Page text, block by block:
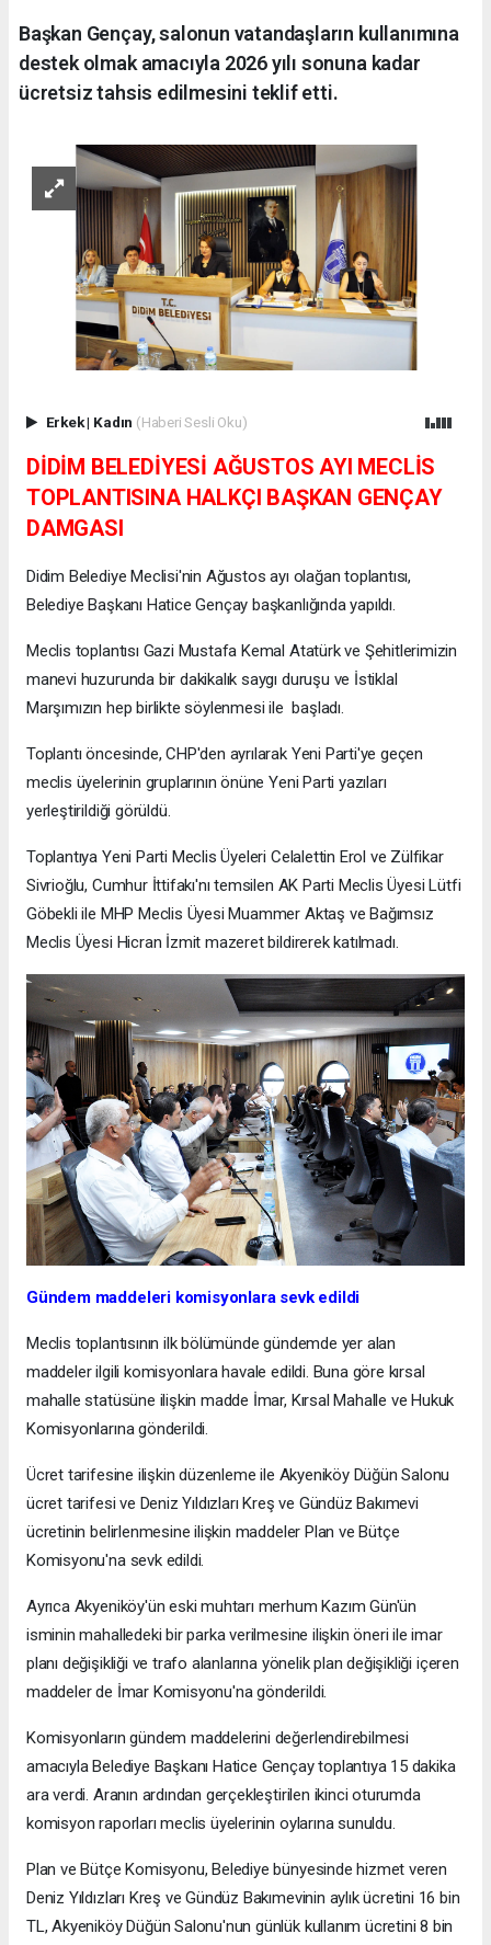
Başkan Gençay, salonun vatandaşların kullanımına
destek olmak amacıyla 2026 yılı sonuna kadar
ücretsiz tahsis edilmesini teklif etti.
Erkek| Kadın (Haberi Sesli Oku)
DİDİM BELEDİYESİ AĞUSTOS AYI MECLİS
TOPLANTISINA HALKÇI BAŞKAN GENÇAY
DAMGASI
Didim Belediye Meclisi'nin Ağustos ayı olağan toplantısı,
Belediye Başkanı Hatice Gençay başkanlığında yapıldı.
Meclis toplantısı Gazi Mustafa Kemal Atatürk ve Şehitlerimizin
manevi huzurunda bir dakikalık saygı duruşu ve İstiklal
Marşımızın hep birlikte söylenmesi ile başladı.
Toplantı öncesinde, CHP'den ayrılarak Yeni Parti'ye geçen
meclis üyelerinin gruplarının önüne Yeni Parti yazıları
yerleştirildiği görüldü.
Toplantıya Yeni Parti Meclis Üyeleri Celalettin Erol ve Zülfikar
Sivrioğlu, Cumhur İttifakı'nı temsilen AK Parti Meclis Üyesi Lütfi
Göbekli ile MHP Meclis Üyesi Muammer Aktaş ve Bağımsız
Meclis Üyesi Hicran İzmit mazeret bildirerek katılmadı.
Gündem maddeleri komisyonlara sevk edildi
Meclis toplantısının ilk bölümünde gündemde yer alan
maddeler ilgili komisyonlara havale edildi. Buna göre kırsal
mahalle statüsüne ilişkin madde İmar, Kırsal Mahalle ve Hukuk
Komisyonlarına gönderildi.
Ücret tarifesine ilişkin düzenleme ile Akyeniköy Düğün Salonu
ücret tarifesi ve Deniz Yıldızları Kreş ve Gündüz Bakımevi
ücretinin belirlenmesine ilişkin maddeler Plan ve Bütçe
Komisyonu'na sevk edildi.
Ayrıca Akyeniköy'ün eski muhtarı merhum Kazım Gün'ün
isminin mahalledeki bir parka verilmesine ilişkin öneri ile imar
planı değişikliği ve trafo alanlarına yönelik plan değişikliği içeren
maddeler de İmar Komisyonu'na gönderildi.
Komisyonların gündem maddelerini değerlendirebilmesi
amacıyla Belediye Başkanı Hatice Gençay toplantıya 15 dakika
ara verdi. Aranın ardından gerçekleştirilen ikinci oturumda
komisyon raporları meclis üyelerinin oylarına sunuldu.
Plan ve Bütçe Komisyonu, Belediye bünyesinde hizmet veren
Deniz Yıldızları Kreş ve Gündüz Bakımevinin aylık ücretini 16 bin
TL, Akyeniköy Düğün Salonu'nun günlük kullanım ücretini 8 bin